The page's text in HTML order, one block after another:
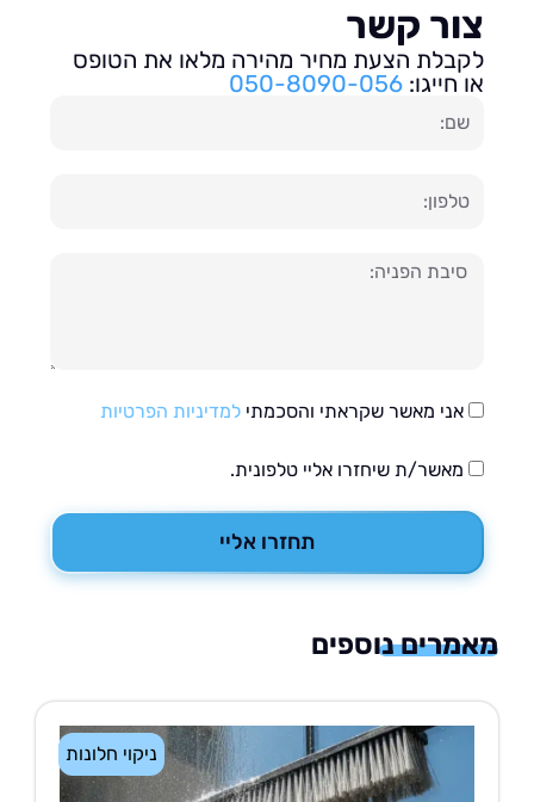
קשר
הצעת מחיר מהירה מלאו את הטופס
חייגו:050-8090-056
אני מאשר שקראתי והסכמתילמדיניות הפרטיות
מאשר/ת שיחזרו אליי טלפונית.
תחזרו אליי
נוספים
ניקוי חלונות